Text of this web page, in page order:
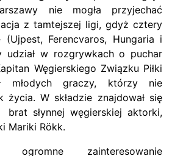
nie mogła przyjechać
z tamtejszej ligi, gdyż cztery
(Ujpest, Ferencvaros, Hungaria i
udział w rozgrywkach o puchar
Węgierskiego Związku Piłki
młodych graczy, którzy nie
W składzie znajdował się
słynnej węgierskiej aktorki,
Mariki Rökk.
ogromne zainteresowanie